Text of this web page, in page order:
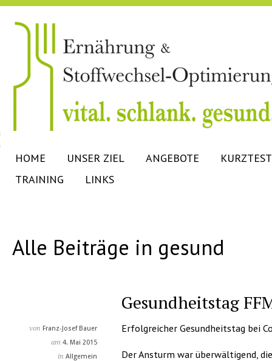
HOME UNSER ZIEL ANGEBOTE
KURZTEST
TRAINING
LINKS
Alle Beiträge in gesund
Gesundheitstag
von Franz-Josef Bauer
am 4. Mai 2015
in Allgemein
Erfolgreicher Gesundheitstag bei
Der Ansturm war überwältigend,